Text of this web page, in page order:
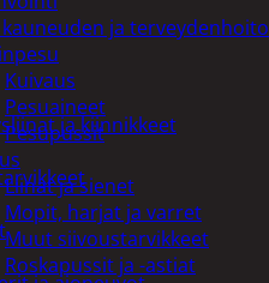
ja terveydenhoito
Kuivaus
Pesuaineet
Pesupussit
Liinat ja sienet
Mopit, harjat ja varret
Muut siivoustarvikkeet
Roskapussit ja -astiat
ja kiinnikkeet